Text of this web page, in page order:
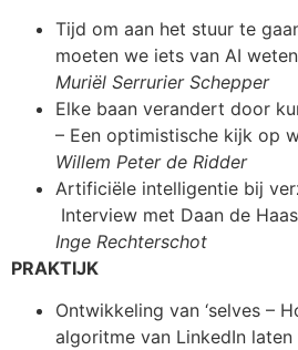
Tijd om aan het stuur te
moeten we iets van AI
Muriël Serrurier Schepper
Elke baan verandert door
– Een optimistische kijk op
Willem Peter de Ridder
Artificiële intelligentie bij
Interview met Daan de Haas
Inge Rechterschot
PRAKTIJK
Ontwikkeling van ‘selves –
algoritme van LinkedIn